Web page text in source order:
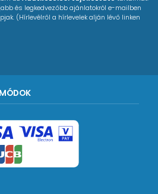
kapunk.
igazodva biztosítanak
szó akár aktuális
zenéről. Segítségre van
álló tapasztalt
esetén áll rendelkezésre.
és legkedvezőbb ajánlatokról e-mailben
(Hírlevélről a hírlevelek alján lévő linken